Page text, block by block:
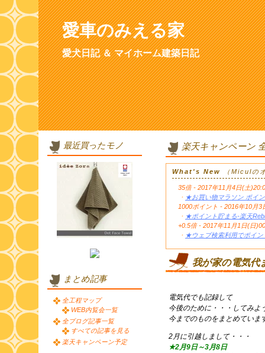
愛車のみえる家
愛犬日記 ＆ マイホーム建築日記
楽天キャンペーン
What's New （Miculの
35倍 - 2017年11月4日(土
・ ★お買い物マラソン ポイ
1000ポイント - 2016年10月
・ ★ポイント貯まる-楽天
+0.5倍 - 2017年11月1日(日
・ ★ウェブ検索利用でポイン
我が家の電気代
電気代でも記録して
今後のために・・・してみよ
今までのものをまとめていま
2月に引越しまして・・・
★2月9日～3月8日
最近買ったモノ
まとめ記事
全工程マップ
WEB内覧会一覧
全ブログ記事一覧
すべての記事を見る
楽天キャンペーン予定